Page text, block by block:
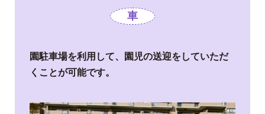
車
園駐車場を利用して、園児の送迎をしていただ
くことが可能です。